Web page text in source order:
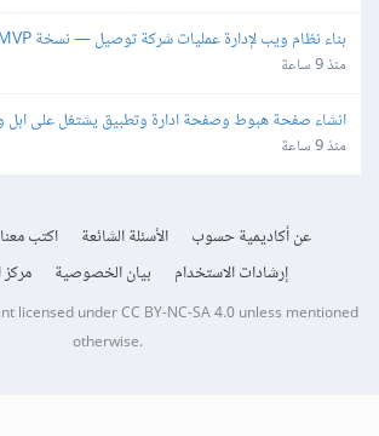
بناء نظام ويب لإدارة عمليات شركة توصيل — نسخة MVP
منذ 9 ساعة
انشاء صفحة هبوط وصفحة ادارة وتطبيق يشتغل على ابل
منذ 9 ساعة
عن أكاديمية حسوب الأسئلة الشائعة اكتب معنا
إرشادات الاستخدام
بيان الخصوصية
licensed underCC BY-NC-SA 4.0unless mentioned
otherwise.